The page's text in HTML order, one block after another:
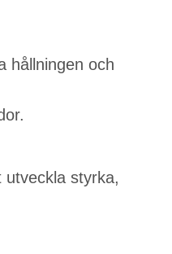
hållningen och
utveckla styrka,